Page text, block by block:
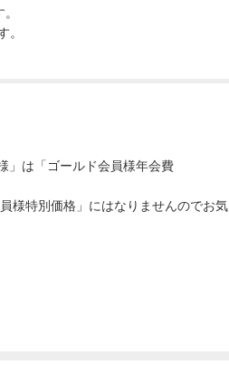
。
」は「ゴールド会員様年会費
様特別価格」にはなりませんのでお気